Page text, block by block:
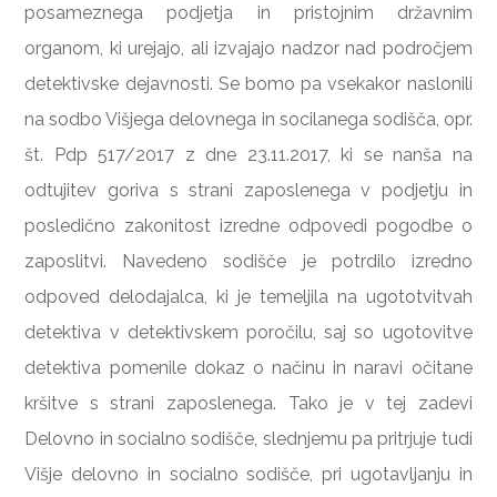
posameznega podjetja in pristojnim državnim
organom, ki urejajo, ali izvajajo nadzor nad področjem
detektivske dejavnosti. Se bomo pa vsekakor naslonili
na sodbo Višjega delovnega in socilanega sodišča, opr.
št. Pdp 517/2017 z dne 23.11.2017, ki se nanša na
odtujitev goriva s strani zaposlenega v podjetju in
posledično zakonitost izredne odpovedi pogodbe o
zaposlitvi. Navedeno sodišče je potrdilo izredno
odpoved delodajalca, ki je temeljila na ugototvitvah
detektiva v detektivskem poročilu, saj so ugotovitve
detektiva pomenile dokaz o načinu in naravi očitane
kršitve s strani zaposlenega. Tako je v tej zadevi
Delovno in socialno sodišče, slednjemu pa pritrjuje tudi
Višje delovno in socialno sodišče, pri ugotavljanju in